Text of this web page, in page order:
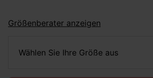
Größenberater anzeigen
Wählen Sie Ihre Größe aus